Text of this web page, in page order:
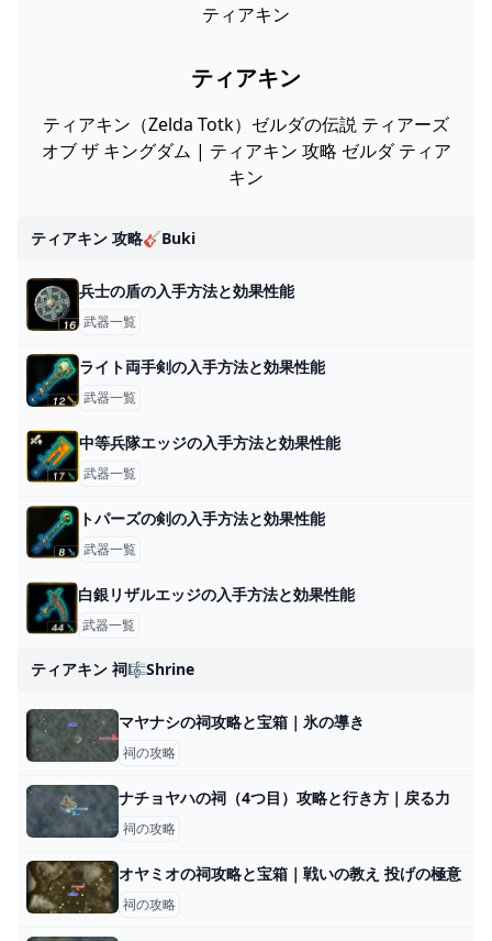
ティアキン
ティアキン
ティアキン（Zelda Totk）ゼルダの伝説 ティアーズ
オブ ザ キングダム | ティアキン 攻略 ゼルダ ティア
キン
ティアキン 攻略🎸buki
兵士の盾の入手方法と効果性能
武器一覧
ライト両手剣の入手方法と効果性能
武器一覧
中等兵隊エッジの入手方法と効果性能
武器一覧
トパーズの剣の入手方法と効果性能
武器一覧
白銀リザルエッジの入手方法と効果性能
武器一覧
ティアキン 祠🎼shrine
マヤナシの祠攻略と宝箱｜氷の導き
祠の攻略
ナチョヤハの祠（4つ目）攻略と行き方｜戻る力
祠の攻略
オヤミオの祠攻略と宝箱｜戦いの教え 投げの極意
祠の攻略